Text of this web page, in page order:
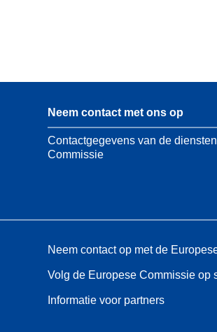
Neem contact met ons op
Contactgegevens van de
Commissie
Neem contact op met de
Volg de Europese Commissie op
Informatie voor partners